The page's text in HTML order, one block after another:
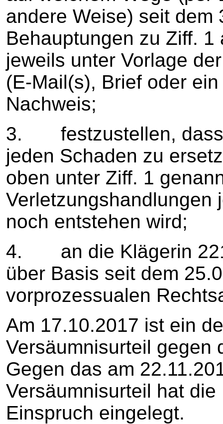
andere Weise) seit dem
Behauptungen zu Ziff.
jeweils unter Vorlage
(E-Mail(s), Brief oder
Nachweis;
3. festzustellen, dass
jeden Schaden zu
oben unter Ziff. 1
Verletzungshandlungen
noch entstehen wird;
4. an die Klägerin
über Basis seit dem
vorprozessualen
Am 17.10.2017 ist ein
Versäumnisurteil gegen
Gegen das am
Versäumnisurteil hat
Einspruch eingelegt.